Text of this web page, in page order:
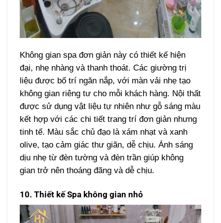
Không gian spa đơn giản này có thiết kế hiện
đại, nhẹ nhàng và thanh thoát. Các giường trị
liệu được bố trí ngăn nắp, với màn vải nhẹ tạo
không gian riêng tư cho mỗi khách hàng. Nội thất
được sử dụng vật liệu tự nhiên như gỗ sáng màu
kết hợp với các chi tiết trang trí đơn giản nhưng
tinh tế. Màu sắc chủ đạo là xám nhạt và xanh
olive, tạo cảm giác thư giãn, dễ chịu. Ánh sáng
dịu nhẹ từ đèn tường và đèn trần giúp không
gian trở nên thoáng đãng và dễ chịu.
10. Thiết kế Spa không gian nhỏ